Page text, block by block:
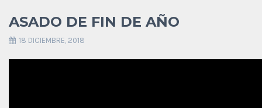
ASADO DE FIN DE AÑO
18 DICIEMBRE, 2018